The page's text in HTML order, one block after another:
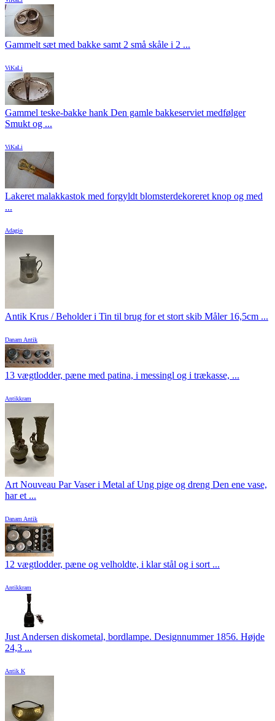
Gammelt sæt med bakke samt 2 små skåle i 2 ...
ViKaLi
Gammel teske-bakke hank Den gamle bakkeserviet medfølger
Smukt og ...
ViKaLi
Lakeret malakkastok med forgyldt blomsterdekoreret knop og med
...
Adagio
Antik Krus / Beholder i Tin til brug for et stort skib Måler 16,5cm ...
Danam Antik
13 vægtlodder, pæne med patina, i messingl og i trækasse, ...
Antikkram
Art Nouveau Par Vaser i Metal af Ung pige og dreng Den ene vase,
har et ...
Danam Antik
12 vægtlodder, pæne og velholdte, i klar stål og i sort ...
Antikkram
Just Andersen diskometal, bordlampe. Designnummer 1856. Højde
24,3 ...
Antik K